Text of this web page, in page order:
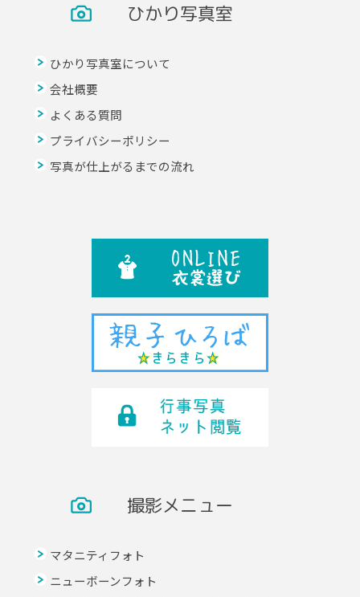
ひかり写真室
ひかり写真室について
会社概要
よくある質問
プライバシーポリシー
写真が仕上がるまでの流れ
撮影メニュー
マタニティフォト
ニューボーンフォト